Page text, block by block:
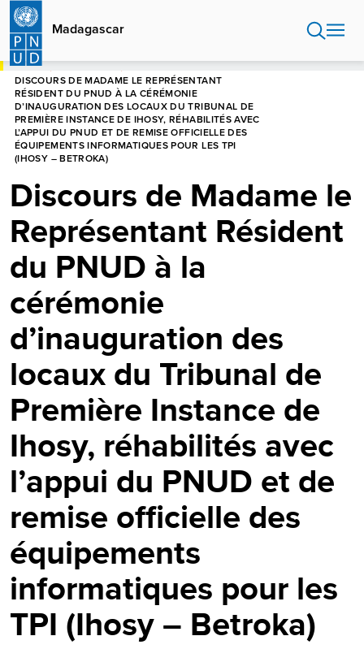
Aller
contenu
principal
Madagascar
HOME
DISCOURS DE MADAME LE REPRÉSENTANT
RÉSIDENT DU PNUD À LA CÉRÉMONIE
D’INAUGURATION DES LOCAUX DU TRIBUNAL DE
PREMIÈRE INSTANCE DE IHOSY, RÉHABILITÉS AVEC
L’APPUI DU PNUD ET DE REMISE OFFICIELLE DES
ÉQUIPEMENTS INFORMATIQUES POUR LES TPI
(IHOSY – BETROKA)
Discours de Madame le
Représentant Résident
du PNUD à la
cérémonie
d’inauguration des
locaux du Tribunal de
Première Instance de
Ihosy, réhabilités avec
l’appui du PNUD et de
remise officielle des
équipements
informatiques pour les
TPI (Ihosy – Betroka)